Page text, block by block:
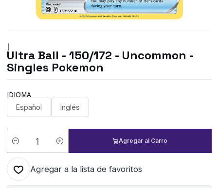
|
Ultra Ball - 150/172 - Uncommon -
Singles Pokemon
IDIOMA
Español Inglés
Cantidad
Agregar al Carro
Agregar a la lista de favoritos